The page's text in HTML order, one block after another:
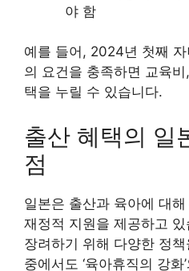
야 함
예를 들어, 2024년 첫째
의 요건을 충족하면 교육
택을 누릴 수 있습니다.
출산 혜택의 일
점
일본은 출산과 육아에 대
재정적 지원을 제공하고
장려하기 위해 다양한 정
중에서도 ‘육아휴직의 강화